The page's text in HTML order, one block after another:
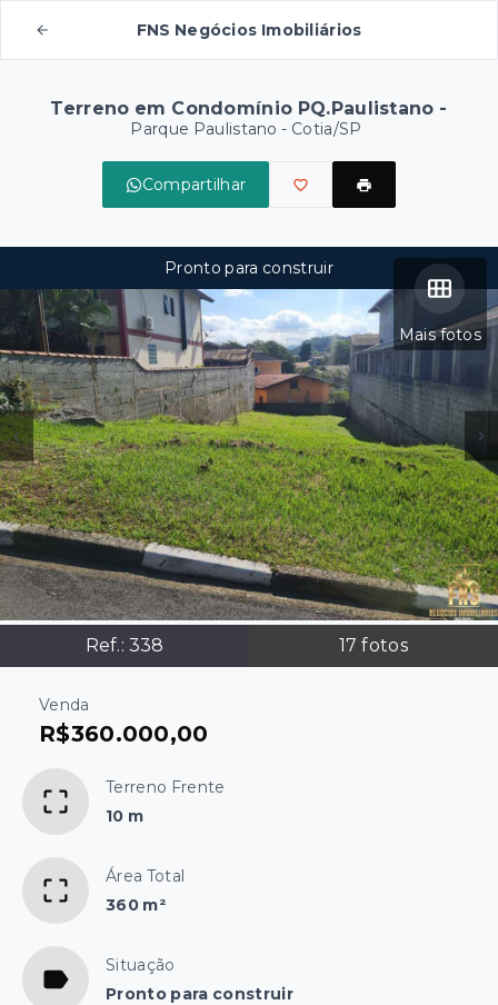
FNS Negócios Imobiliários
Terreno em Condomínio PQ.Paulistano -
Parque Paulistano - Cotia/SP
Compartilhar
Mais fotos
Ref.: 338 17 fotos
Pronto para construir
Venda
R$360.000,00
Terreno Frente
10 m
Área Total
360 m²
Situação
Pronto para construir